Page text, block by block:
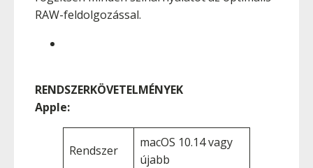
RAW-feldolgozással.
RENDSZERKÖVETELMÉNYEK
Apple:
Rendszer
macOS 10.14 vagy
újabb